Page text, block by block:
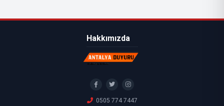
Hakkımızda
0505 774 7447